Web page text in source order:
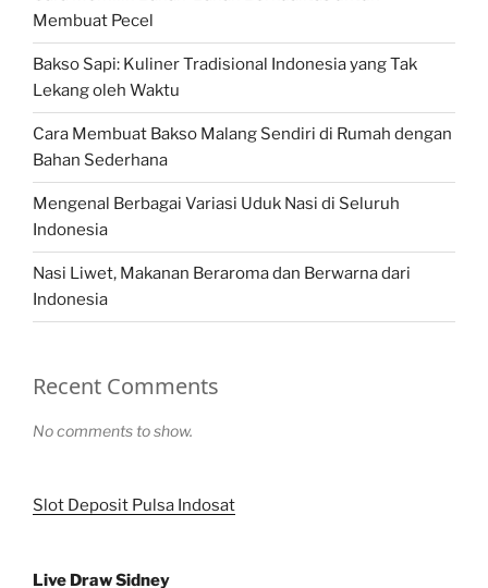
Membuat Pecel
Bakso Sapi: Kuliner Tradisional Indonesia yang Tak
Lekang oleh Waktu
Cara Membuat Bakso Malang Sendiri di Rumah dengan
Bahan Sederhana
Mengenal Berbagai Variasi Uduk Nasi di Seluruh
Indonesia
Nasi Liwet, Makanan Beraroma dan Berwarna dari
Indonesia
Recent Comments
No comments to show.
Slot Deposit Pulsa Indosat
Live Draw Sidney